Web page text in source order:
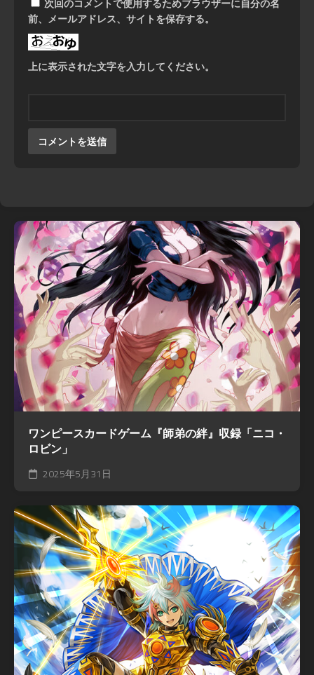
次回のコメントで使用するためブラウザーに自分の名
前、メールアドレス、サイトを保存する。
上に表示された文字を入力してください。
ワンピースカードゲーム『師弟の絆』収録「ニコ・
ロビン」
2025年5月31日